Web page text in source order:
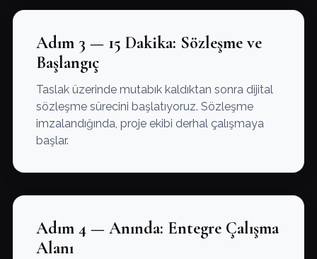
Adım 3 — 15 Dakika: Sözleşme ve
Başlangıç
Taslak üzerinde mutabık kaldıktan sonra dijital
sözleşme sürecini başlatıyoruz. Sözleşme
imzalandığında, proje ekibi derhal çalışmaya
başlar.
Adım 4 — Anında: Entegre Çalışma
Alanı